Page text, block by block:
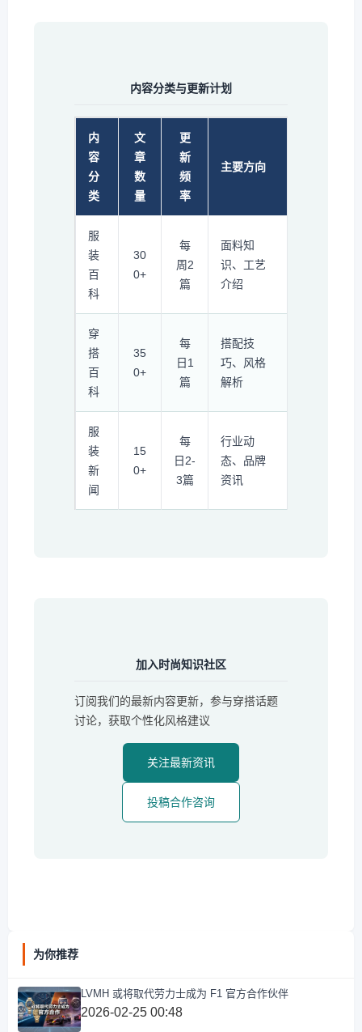
内容分类与更新计划
内
容
分
类
文
章
数
量
更
新
频
率
主要方向
服
装
百
科
30
0+
每
周2
篇
面料知
识、工艺
介绍
穿
搭
百
科
35
0+
每
日1
篇
搭配技
巧、风格
解析
服
装
新
闻
15
0+
每
日2-
3篇
行业动
态、品牌
资讯
加入时尚知识社区
订阅我们的最新内容更新，参与穿搭话题
讨论，获取个性化风格建议
关注最新资讯
投稿合作咨询
为你推荐
LVMH 或将取代劳力士成为 F1 官方合作伙伴
2026-02-25 00:48